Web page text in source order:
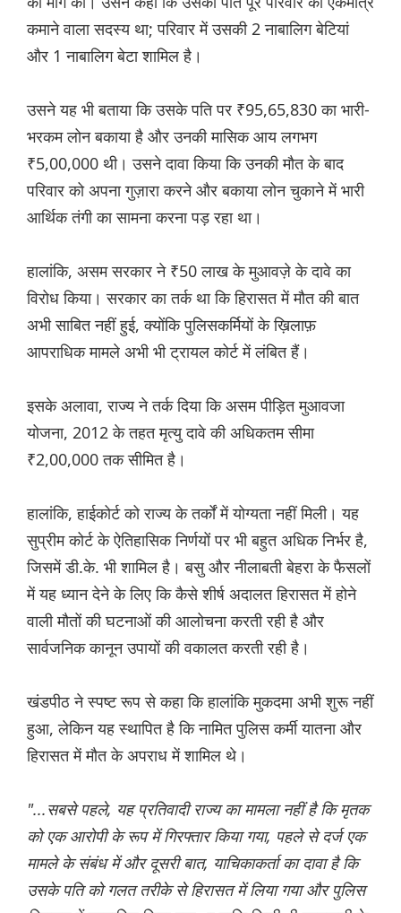
कमाने वाला सदस्य था; परिवार में उसकी 2 नाबालिग बेटियां
और 1 नाबालिग बेटा शामिल है।
उसने यह भी बताया कि उसके पति पर ₹95,65,830 का भारी-
भरकम लोन बकाया है और उनकी मासिक आय लगभग
₹5,00,000 थी। उसने दावा किया कि उनकी मौत के बाद
परिवार को अपना गुज़ारा करने और बकाया लोन चुकाने में भारी
आर्थिक तंगी का सामना करना पड़ रहा था।
हालांकि, असम सरकार ने ₹50 लाख के मुआवज़े के दावे का
विरोध किया। सरकार का तर्क था कि हिरासत में मौत की बात
अभी साबित नहीं हुई, क्योंकि पुलिसकर्मियों के ख़िलाफ़
आपराधिक मामले अभी भी ट्रायल कोर्ट में लंबित हैं।
इसके अलावा, राज्य ने तर्क दिया कि असम पीड़ित मुआवजा
योजना, 2012 के तहत मृत्यु दावे की अधिकतम सीमा
₹2,00,000 तक सीमित है।
हालांकि, हाईकोर्ट को राज्य के तर्कों में योग्यता नहीं मिली। यह
सुप्रीम कोर्ट के ऐतिहासिक निर्णयों पर भी बहुत अधिक निर्भर है,
जिसमें डी.के. भी शामिल है। बसु और नीलाबती बेहरा के फैसलों
में यह ध्यान देने के लिए कि कैसे शीर्ष अदालत हिरासत में होने
वाली मौतों की घटनाओं की आलोचना करती रही है और
सार्वजनिक कानून उपायों की वकालत करती रही है।
खंडपीठ ने स्पष्ट रूप से कहा कि हालांकि मुकदमा अभी शुरू नहीं
हुआ, लेकिन यह स्थापित है कि नामित पुलिस कर्मी यातना और
हिरासत में मौत के अपराध में शामिल थे।
"...सबसे पहले, यह प्रतिवादी राज्य का मामला नहीं है कि मृतक
को एक आरोपी के रूप में गिरफ्तार किया गया, पहले से दर्ज एक
मामले के संबंध में और दूसरी बात, याचिकाकर्ता का दावा है कि
उसके पति को गलत तरीके से हिरासत में लिया गया और पुलिस